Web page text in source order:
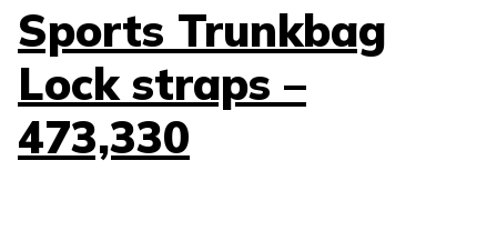
Sports Trunkbag
Lock straps –
473,330